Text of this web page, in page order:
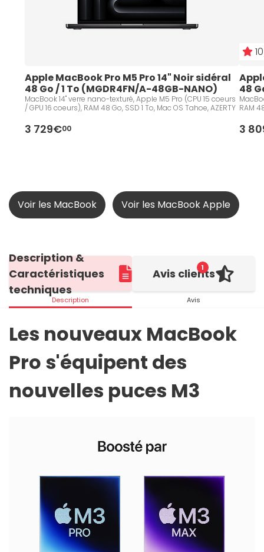
Apple MacBook Pro M5 Pro 14" Noir sidéral
48 Go / 1 To (MGDR4FN/A-48GB-NANO)
MacBook 14" verre nano-texturé, Apple M5 Pro (CPU 15 coeurs
/ GPU 16 coeurs), RAM 48 Go, SSD 1 To, Mac OS Tahoe, AZERTY
3 729€00
48
RAM
3
Voir les MacBook Voir les MacBook Apple
Description &
Caractéristiques
techniques
Description
1
Avis clients
Avis
Les nouveaux MacBook
Pro s'équipent des
nouvelles puces M3